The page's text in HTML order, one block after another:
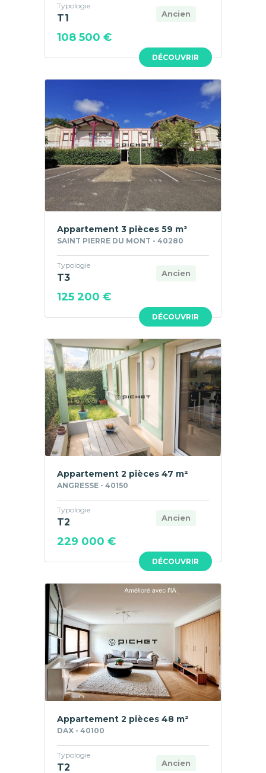
DÉCOUVRIR
Ancien
Typologie
T1
108 500 €
DÉCOUVRIR
Appartement 3 pièces 59 m²
SAINT PIERRE DU MONT - 40280
Ancien
Typologie
T3
125 200 €
DÉCOUVRIR
Appartement 2 pièces 47 m²
ANGRESSE - 40150
Ancien
Typologie
T2
229 000 €
Appartement 2 pièces 48 m²
DAX - 40100
Ancien
Typologie
T2